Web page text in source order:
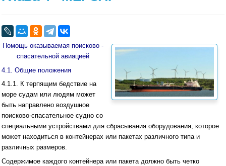
Помощь оказываемая поисково -
спасательной авиацией
4.1. Общие положения
4.1.1. К терпящим бедствие на
море судам или людям может
быть направлено воздушное
поисково-спасательное судно со
специальными устройствами для сбрасывания оборудования, которое
может находиться в контейнерах или пакетах различного типа и
различных размеров.
Содержимое каждого контейнера или пакета должно быть четко